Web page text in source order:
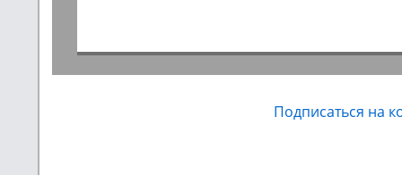
Подписаться на